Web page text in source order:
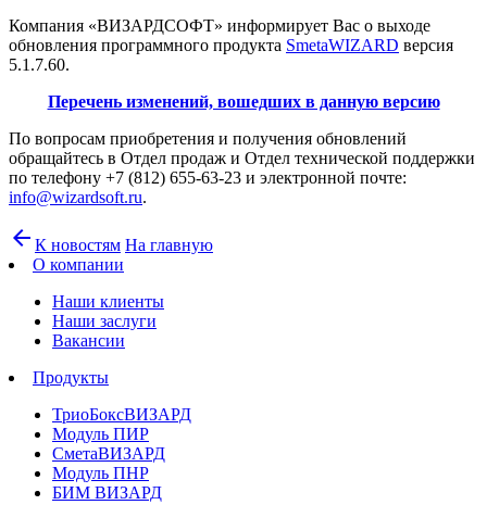
Компания «ВИЗАРДСОФТ» информирует Вас о выходе
обновления программного продукта SmetaWIZARD версия
5.1.7.60.
Перечень изменений, вошедших в данную версию
По вопросам приобретения и получения обновлений
обращайтесь в Отдел продаж и Отдел технической поддержки
по телефону +7 (812) 655-63-23 и электронной почте:
info@wizardsoft.ru.
arrow_back К новостям На главную
О компании
Наши клиенты
Наши заслуги
Вакансии
Продукты
ТриоБоксВИЗАРД
Модуль ПИР
СметаВИЗАРД
Модуль ПНР
БИМ ВИЗАРД